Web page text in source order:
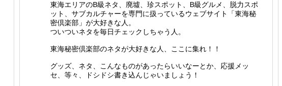
東海エリアのB級ネタ、廃墟、珍スポット、B級グルメ、脱力スポ
ット、サブカルチャーを専門に扱っているウェブサイト「東海秘
密倶楽部」が大好きな人。
ついついネタを毎日チェックしちゃう人。
東海秘密倶楽部のネタが大好きな人、ここに集れ！！
グッズ、ネタ、こんなものがあったらいいなーとか、応援メッ
セ、等々、ドシドシ書き込んじゃいましょう！